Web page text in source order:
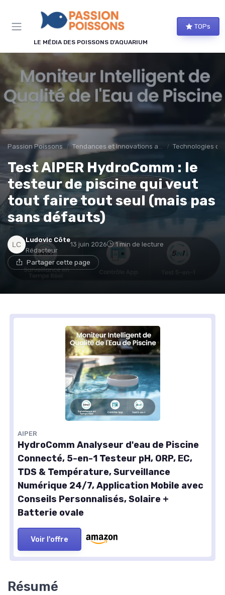
LE MÉDIA DES POISSONS D'AQUARIUM
TOPs
Passion Poissons Tendances et Innovations aquariophilie Technologies
Test AIPER HydroComm : le
testeur de piscine qui veut
tout faire tout seul (mais pas
sans défauts)
Ludovic Côte
Rédacteur
13 juin 2026 1 min de lecture
Partager cette page
AIPER
HydroComm Analyseur d'eau de Piscine
Connecté, 5-en-1 Testeur pH, ORP, EC,
TDS & Température, Surveillance
Numérique 24/7, Application Mobile avec
Conseils Personnalisés, Solaire +
Batterie ovale
Voir l'offre
Résumé